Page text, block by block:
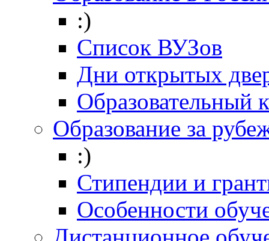
:)
Список ВУЗов
Дни открытых
Образовательный
Образование за
:)
Стипендии и
Особенности